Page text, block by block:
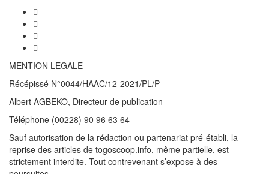
MENTION LEGALE
Récépissé N°0044/HAAC/12-2021/PL/P
Albert AGBEKO, Directeur de publication
Téléphone (00228) 90 96 63 64
Sauf autorisation de la rédaction ou partenariat pré-établi, la
reprise des articles de togoscoop.info, même partielle, est
strictement interdite. Tout contrevenant s’expose à des